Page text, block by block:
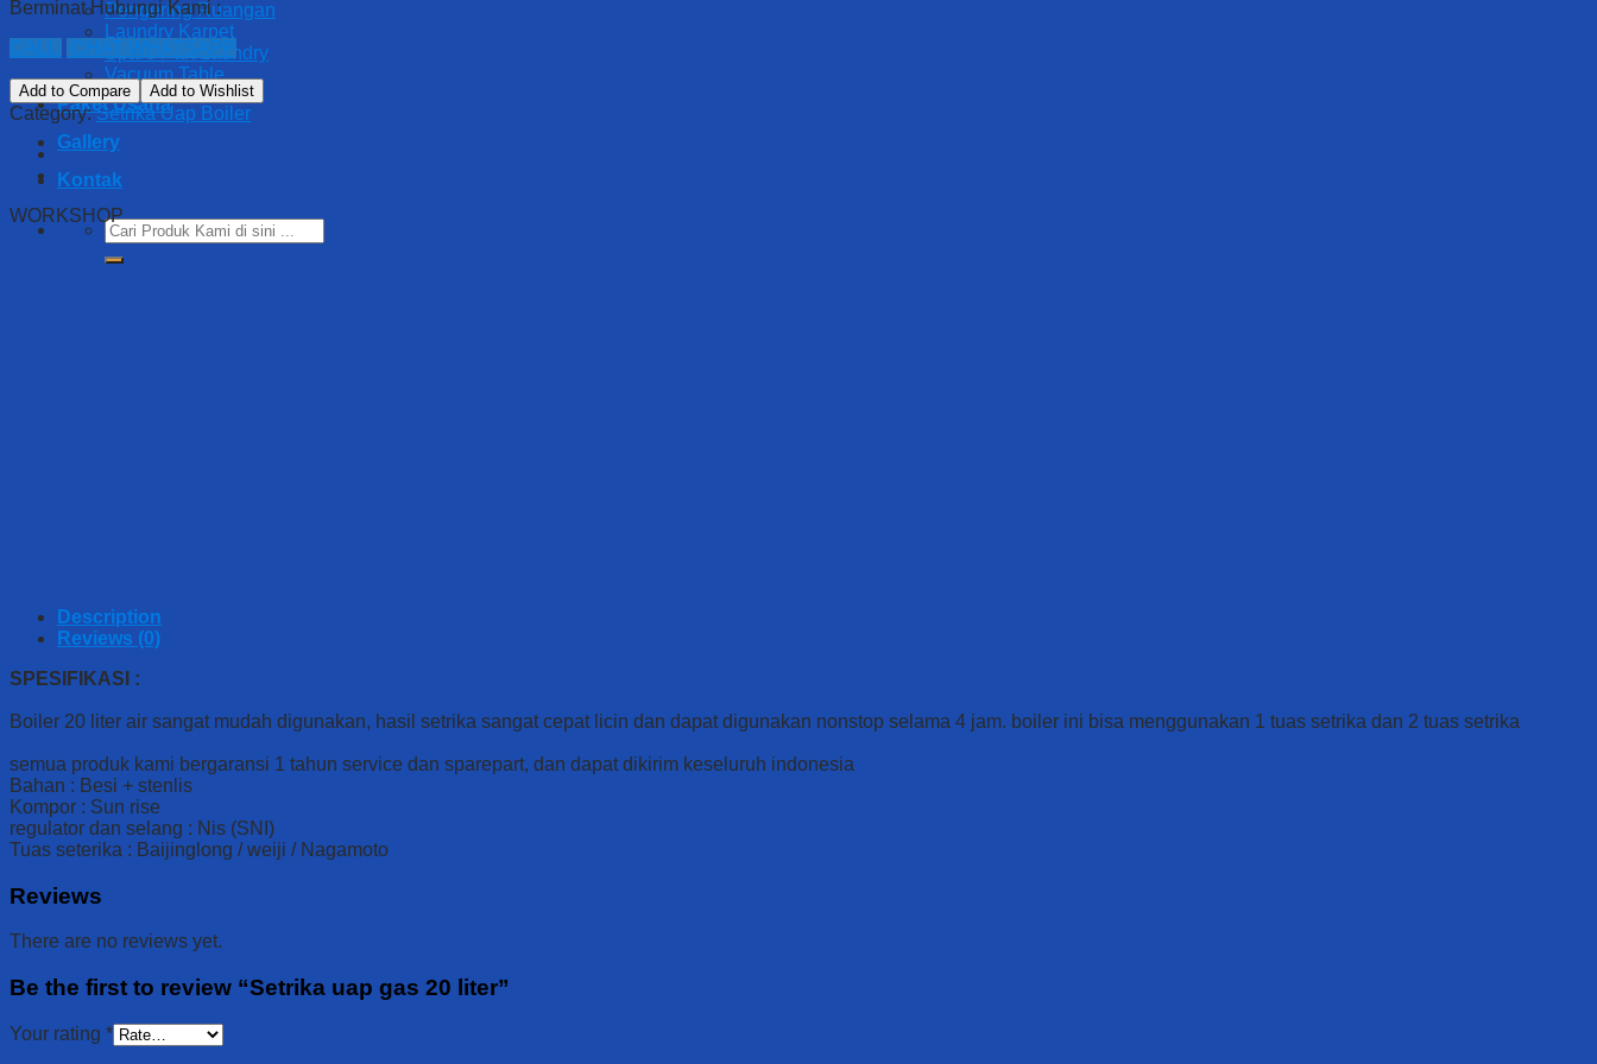
Pengering Ruangan
Laundry Karpet
Spare Part Laundry
Vacuum Table
Paket Usaha
Gallery
Kontak
Search
for:
Berminat Hubungi Kami :
CALL
CHAT WHATSAPP
Add to Compare Add to Wishlist
Category:Setrika Uap Boiler
WORKSHOP
Description
Reviews (0)
SPESIFIKASI :
Boiler 20 liter air sangat mudah digunakan, hasil setrika sangat cepat licin dan dapat digunakan nonstop selama 4 jam. boiler ini bisa menggunakan 1 tuas setrika dan 2 tuas setrika
semua produk kami bergaransi 1 tahun service dan sparepart, dan dapat dikirim keseluruh indonesia
Bahan : Besi + stenlis
Kompor : Sun rise
regulator dan selang : Nis (SNI)
Tuas seterika : Baijinglong / weiji / Nagamoto
Reviews
There are no reviews yet.
Be the first to review “Setrika uap gas 20 liter”
Your rating *